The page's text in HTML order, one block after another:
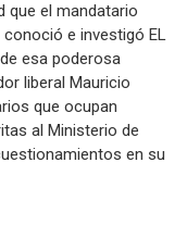
que el mandatario
conoció e investigó EL
esa poderosa
liberal Mauricio
que ocupan
al Ministerio de
en su